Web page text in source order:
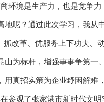
环境是生产力，也是竞争
地呢？通过此次学习，我从
抓改革、优服务上下功夫
山为标杆，增强事事争第一
用真招实策为企业纾困解难
参观了张家港市新时代文